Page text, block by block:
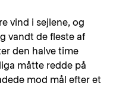
vind i sejlene, og
vandt de fleste af
den halve time
måtte redde på
mod mål efter et